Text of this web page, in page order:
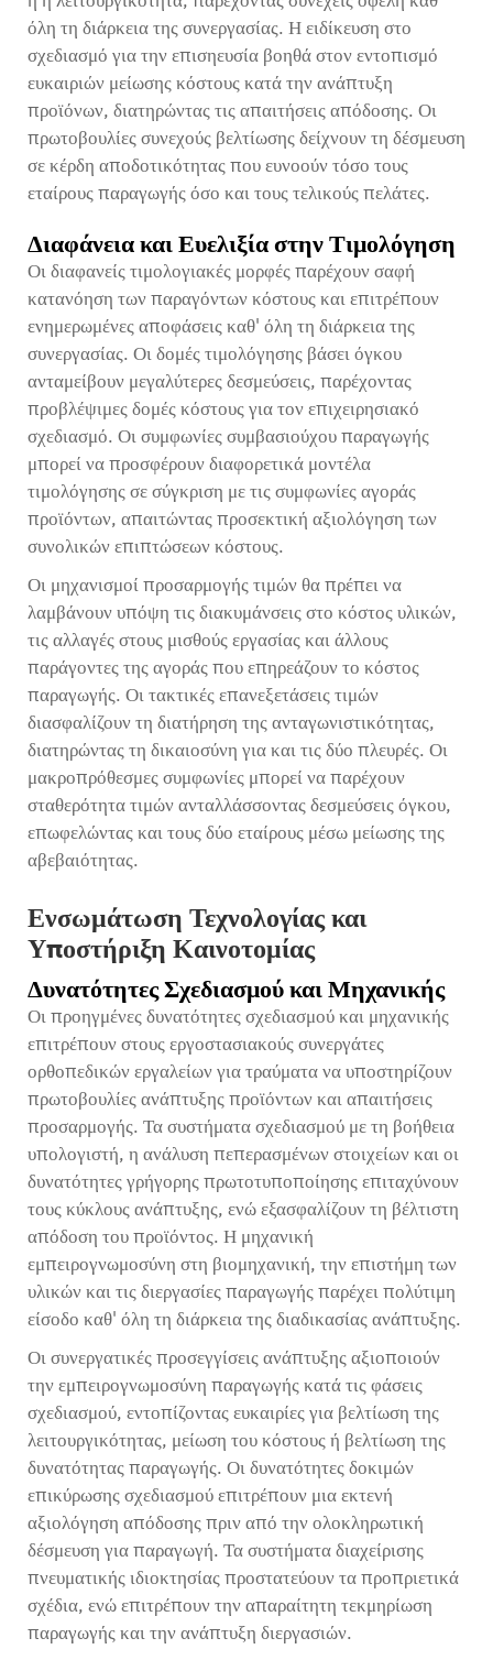
όλη τη διάρκεια της συνεργασίας. Η ειδίκευση στο
σχεδιασμό για την επισηευσία βοηθά στον εντοπισμό
ευκαιριών μείωσης κόστους κατά την ανάπτυξη
προϊόνων, διατηρώντας τις απαιτήσεις απόδοσης. Οι
πρωτοβουλίες συνεχούς βελτίωσης δείχνουν τη δέσμευση
σε κέρδη αποδοτικότητας που ευνοούν τόσο τους
εταίρους παραγωγής όσο και τους τελικούς πελάτες.
Διαφάνεια και Ευελιξία στην Τιμολόγηση
Οι διαφανείς τιμολογιακές μορφές παρέχουν σαφή
κατανόηση των παραγόντων κόστους και επιτρέπουν
ενημερωμένες αποφάσεις καθ' όλη τη διάρκεια της
συνεργασίας. Οι δομές τιμολόγησης βάσει όγκου
ανταμείβουν μεγαλύτερες δεσμεύσεις, παρέχοντας
προβλέψιμες δομές κόστους για τον επιχειρησιακό
σχεδιασμό. Οι συμφωνίες συμβασιούχου παραγωγής
μπορεί να προσφέρουν διαφορετικά μοντέλα
τιμολόγησης σε σύγκριση με τις συμφωνίες αγοράς
προϊόντων, απαιτώντας προσεκτική αξιολόγηση των
συνολικών επιπτώσεων κόστους.
Οι μηχανισμοί προσαρμογής τιμών θα πρέπει να
λαμβάνουν υπόψη τις διακυμάνσεις στο κόστος υλικών,
τις αλλαγές στους μισθούς εργασίας και άλλους
παράγοντες της αγοράς που επηρεάζουν το κόστος
παραγωγής. Οι τακτικές επανεξετάσεις τιμών
διασφαλίζουν τη διατήρηση της ανταγωνιστικότητας,
διατηρώντας τη δικαιοσύνη για και τις δύο πλευρές. Οι
μακροπρόθεσμες συμφωνίες μπορεί να παρέχουν
σταθερότητα τιμών ανταλλάσσοντας δεσμεύσεις όγκου,
επωφελώντας και τους δύο εταίρους μέσω μείωσης της
αβεβαιότητας.
Ενσωμάτωση Τεχνολογίας και
Υποστήριξη Καινοτομίας
Δυνατότητες Σχεδιασμού και Μηχανικής
Οι προηγμένες δυνατότητες σχεδιασμού και μηχανικής
επιτρέπουν στους εργοστασιακούς συνεργάτες
ορθοπεδικών εργαλείων για τραύματα να υποστηρίζουν
πρωτοβουλίες ανάπτυξης προϊόντων και απαιτήσεις
προσαρμογής. Τα συστήματα σχεδιασμού με τη βοήθεια
υπολογιστή, η ανάλυση πεπερασμένων στοιχείων και οι
δυνατότητες γρήγορης πρωτοτυποποίησης επιταχύνουν
τους κύκλους ανάπτυξης, ενώ εξασφαλίζουν τη βέλτιστη
απόδοση του προϊόντος. Η μηχανική
εμπειρογνωμοσύνη στη βιομηχανική, την επιστήμη των
υλικών και τις διεργασίες παραγωγής παρέχει πολύτιμη
είσοδο καθ' όλη τη διάρκεια της διαδικασίας ανάπτυξης.
Οι συνεργατικές προσεγγίσεις ανάπτυξης αξιοποιούν
την εμπειρογνωμοσύνη παραγωγής κατά τις φάσεις
σχεδιασμού, εντοπίζοντας ευκαιρίες για βελτίωση της
λειτουργικότητας, μείωση του κόστους ή βελτίωση της
δυνατότητας παραγωγής. Οι δυνατότητες δοκιμών
επικύρωσης σχεδιασμού επιτρέπουν μια εκτενή
αξιολόγηση απόδοσης πριν από την ολοκληρωτική
δέσμευση για παραγωγή. Τα συστήματα διαχείρισης
πνευματικής ιδιοκτησίας προστατεύουν τα προπριετικά
σχέδια, ενώ επιτρέπουν την απαραίτητη τεκμηρίωση
παραγωγής και την ανάπτυξη διεργασιών.